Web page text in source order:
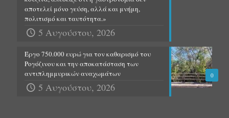
αποτελεί μόνο γεύση, αλλά και μνήμη,
πολιτισμό και ταυτότητα.»
5 Αυγούστου, 2026
0
Έργο 750.000 ευρώ για τον καθαρισμό του
Ρογόζινου και την αποκατάσταση των
αντιπλημμυρικών αναχωμάτων
5 Αυγούστου, 2026